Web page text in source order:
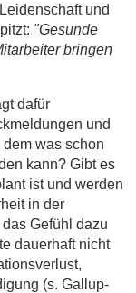
und
"Gesunde
bringen
dafür
und
was schon
kann? Gibt es
ist und werden
in der
Gefühl dazu
dauerhaft nicht
(s. Gallup-